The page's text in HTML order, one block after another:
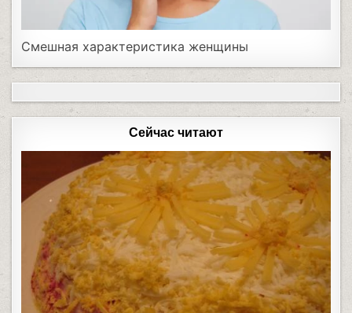
Смешная характеристика женщины
Сейчас читают